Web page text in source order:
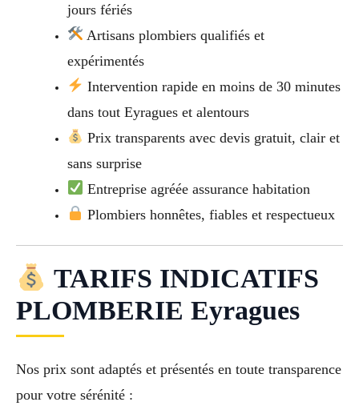
jours fériés
Artisans plombiers qualifiés et
expérimentés
Intervention rapide en moins de 30 minutes
dans tout Eyragues et alentours
Prix transparents avec devis gratuit, clair et
sans surprise
Entreprise agréée assurance habitation
Plombiers honnêtes, fiables et respectueux
TARIFS INDICATIFS
PLOMBERIE Eyragues
Nos prix sont adaptés et présentés en toute transparence
pour votre sérénité :